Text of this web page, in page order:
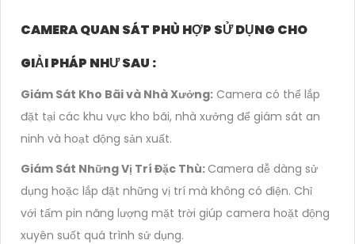
CAMERA QUAN SÁT PHÙ HỢP SỬ DỤNG CHO
GIẢI PHÁP NHƯ SAU :
Giám Sát Kho Bãi và Nhà Xưởng: Camera có thể lắp
đặt tại các khu vực kho bãi, nhà xưởng để giám sát an
ninh và hoạt động sản xuất.
Giám Sát Những Vị Trí Đặc Thù: Camera dễ dàng sử
dụng hoặc lắp đặt những vị trí mà không có điện. Chỉ
với tấm pin năng lượng mặt trời giúp camera hoặt động
xuyên suốt quá trình sử dụng.